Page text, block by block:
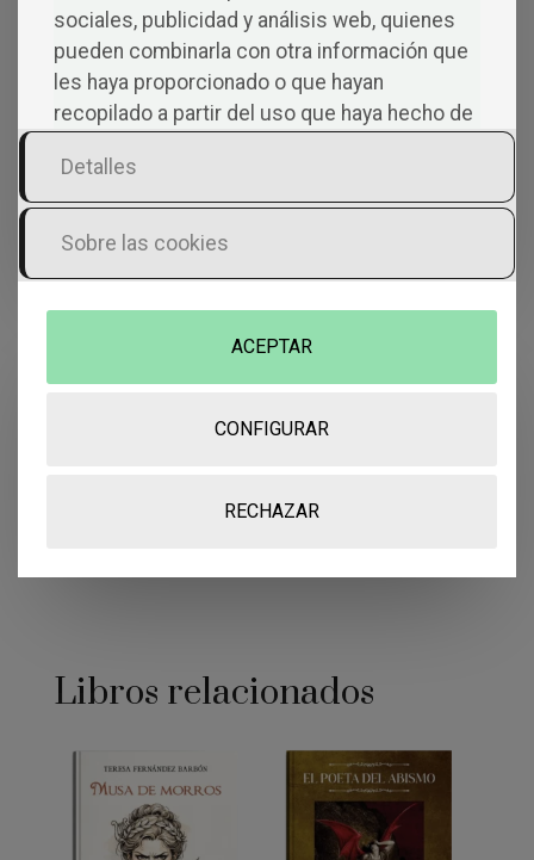
Nombre
Web
Guarda mi nombre, correo electrónico y
vez que comente.
Libros relacionados
sociales, publicidad y análisis web, quienes
pueden combinarla con otra información que
les haya proporcionado o que hayan
recopilado a partir del uso que haya hecho de
Detalles
Sobre las cookies
RECHAZAR
CONFIGURAR
ACEPTAR